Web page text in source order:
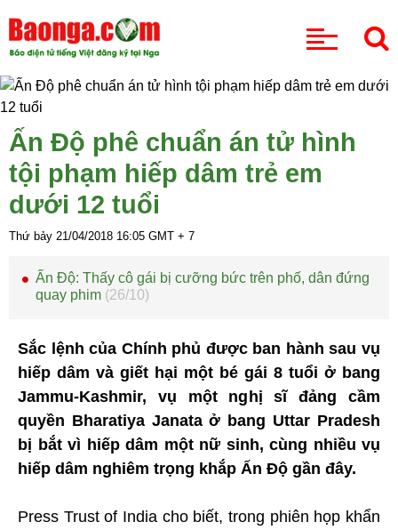
Ấn Độ phê chuẩn án tử hình
tội phạm hiếp dâm trẻ em
dưới 12 tuổi
Thứ bảy 21/04/2018 16:05 GMT + 7
Ấn Độ: Thấy cô gái bị cưỡng bức trên phố, dân đứng
quay phim (26/10)
Sắc lệnh của Chính phủ được ban hành sau vụ
hiếp dâm và giết hại một bé gái 8 tuổi ở bang
Jammu-Kashmir, vụ một nghị sĩ đảng cầm
quyền Bharatiya Janata ở bang Uttar Pradesh
bị bắt vì hiếp dâm một nữ sinh, cùng nhiều vụ
hiếp dâm nghiêm trọng khắp Ấn Độ gần đây.
Press Trust of India cho biết, trong phiên họp khẩn